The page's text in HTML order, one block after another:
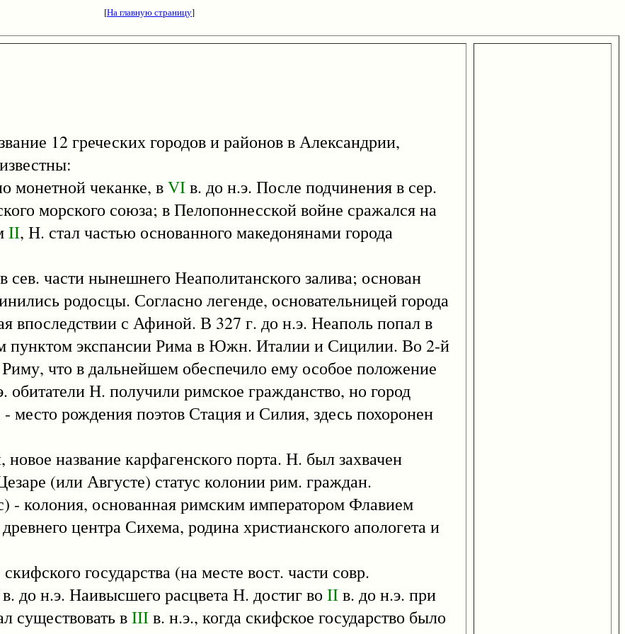
[На главную страницу]
12 греческих городов и районов в Александрии,
чеканке, вVIв. до н.э. После подчинения в сер.
морского союза; в Пелопоннесской войне сражался на
II, Н. стал частью основанного македонянами города
части нынешнего Неаполитанского залива; основан
родосцы. Согласно легенде, основательницей города
впоследствии с Афиной. В 327 г. до н.э. Неаполь попал в
пунктом экспансии Рима в Южн. Италии и Сицилии. Во 2-й
что в дальнейшем обеспечило ему особое положение
Н. получили римское гражданство, но город
рождения поэтов Стация и Силия, здесь похоронен
название карфагенского порта. Н. был захвачен
(или Августе) статус колонии рим. граждан.
основанная римским императором Флавием
центра Сихема, родина христианского апологета и
государства (на месте вост. части совр.
в. до н.э. Наивысшего расцвета Н. достиг во IIв. до н.э. при
существовать вIIIв. н.э., когда скифское государство было